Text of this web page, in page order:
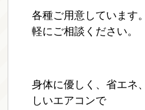
各種ご用意しています
軽にご相談ください。
身体に優しく、省エネ
しいエアコンで